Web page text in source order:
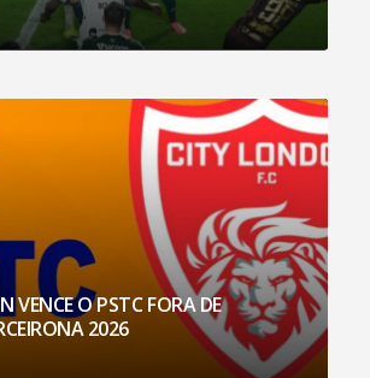
VENCE O PSTC FORA DE
2026